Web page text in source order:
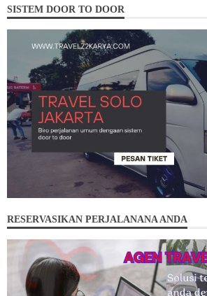
SISTEM DOOR TO DOOR
RESERVASIKAN PERJALANANA ANDA